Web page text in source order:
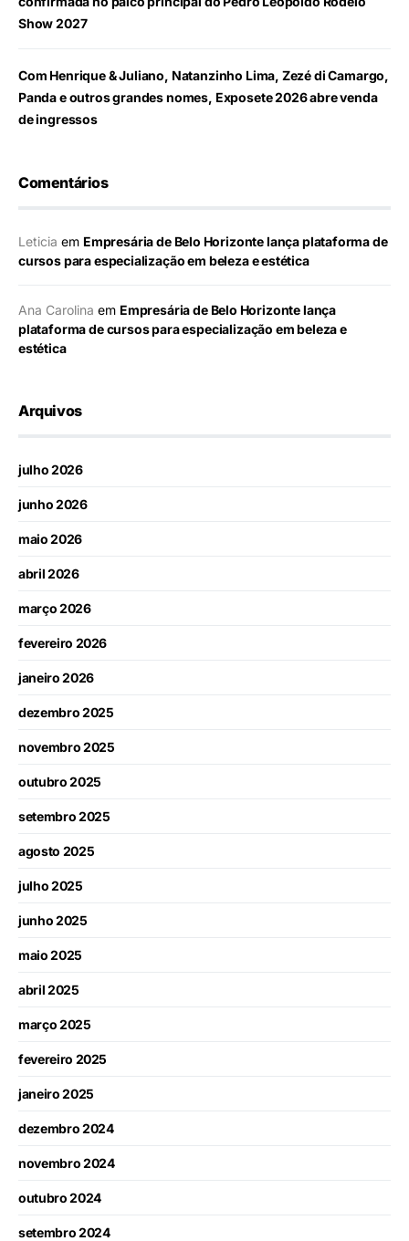
Show 2027
Com Henrique & Juliano, Natanzinho Lima, Zezé di Camargo,
Panda e outros grandes nomes, Exposete 2026 abre venda
de ingressos
Comentários
Leticia em Empresária de Belo Horizonte lança plataforma de
cursos para especialização em beleza e estética
Ana Carolina em Empresária de Belo Horizonte lança
plataforma de cursos para especialização em beleza e
estética
Arquivos
julho 2026
junho 2026
maio 2026
abril 2026
março 2026
fevereiro 2026
janeiro 2026
dezembro 2025
novembro 2025
outubro 2025
setembro 2025
agosto 2025
julho 2025
junho 2025
maio 2025
abril 2025
março 2025
fevereiro 2025
janeiro 2025
dezembro 2024
novembro 2024
outubro 2024
setembro 2024